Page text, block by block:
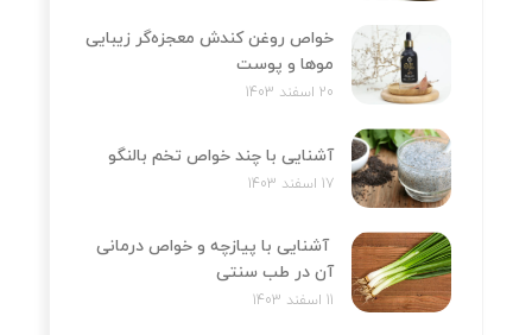
خواص روغن کندش معجزه‌‌گر زیبایی
موها و پوست
20 اسفند 1403
آشنایی با چند خواص تخم بالنگو
17 اسفند 1403
آشنایی با پیازچه و خواص درمانی
آن در طب سنتی
11 اسفند 1403